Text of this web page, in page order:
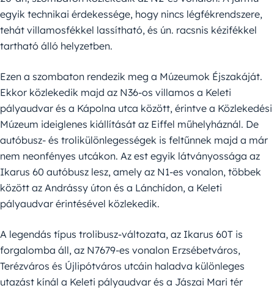
egyik technikai érdekessége, hogy nincs légfékrendszere,
tehát villamosfékkel lassítható, és ún. racsnis kézifékkel
tartható álló helyzetben.
Ezen a szombaton rendezik meg a Múzeumok Éjszakáját.
Ekkor közlekedik majd az N36-os villamos a Keleti
pályaudvar és a Kápolna utca között, érintve a Közlekedési
Múzeum ideiglenes kiállítását az Eiffel műhelyháznál. De
autóbusz- és trolikülönlegességek is feltűnnek majd a már
nem neonfényes utcákon. Az est egyik látványossága az
Ikarus 60 autóbusz lesz, amely az N1-es vonalon, többek
között az Andrássy úton és a Lánchídon, a Keleti
pályaudvar érintésével közlekedik.
A legendás típus trolibusz-változata, az Ikarus 60T is
forgalomba áll, az N7679-es vonalon Erzsébetváros,
Terézváros és Újlipótváros utcáin haladva különleges
utazást kínál a Keleti pályaudvar és a Jászai Mari tér